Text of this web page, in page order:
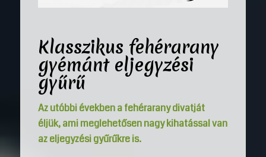
Klasszikus fehérarany
gyémánt eljegyzési
gyűrű
Az utóbbi években a fehérarany divatját
éljük, ami meglehetősen nagy kihatással van
az eljegyzési gyűrűkre is.